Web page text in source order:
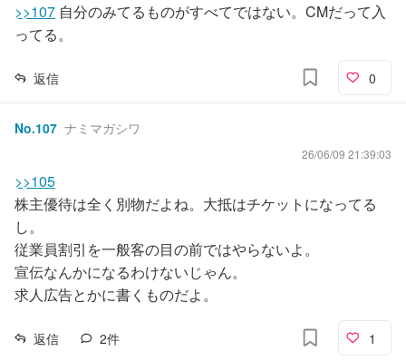
>>107 自分のみてるものがすべてではない。CMだって入
ってる。
返信 0
No.107 ナミマガシワ
26/06/09 21:39:03
>>105
株主優待は全く別物だよね。大抵はチケットになってる
し。
従業員割引を一般客の目の前ではやらないよ。
宣伝なんかになるわけないじゃん。
求人広告とかに書くものだよ。
返信 2件 1